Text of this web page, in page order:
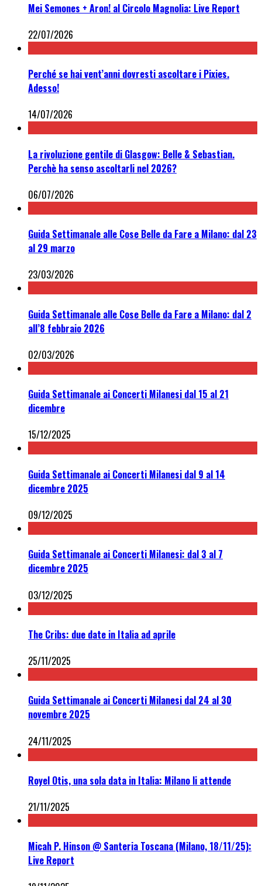
Mei Semones + Aron! al Circolo Magnolia: Live Report
22/07/2026
Perché se hai vent’anni dovresti ascoltare i Pixies.
Adesso!
14/07/2026
La rivoluzione gentile di Glasgow: Belle & Sebastian.
Perchè ha senso ascoltarli nel 2026?
06/07/2026
Guida Settimanale alle Cose Belle da Fare a Milano: dal 23
al 29 marzo
23/03/2026
Guida Settimanale alle Cose Belle da Fare a Milano: dal 2
all’8 febbraio 2026
02/03/2026
Guida Settimanale ai Concerti Milanesi dal 15 al 21
dicembre
15/12/2025
Guida Settimanale ai Concerti Milanesi dal 9 al 14
dicembre 2025
09/12/2025
Guida Settimanale ai Concerti Milanesi: dal 3 al 7
dicembre 2025
03/12/2025
The Cribs: due date in Italia ad aprile
25/11/2025
Guida Settimanale ai Concerti Milanesi dal 24 al 30
novembre 2025
24/11/2025
Royel Otis, una sola data in Italia: Milano li attende
21/11/2025
Micah P. Hinson @ Santeria Toscana (Milano, 18/11/25):
Live Report